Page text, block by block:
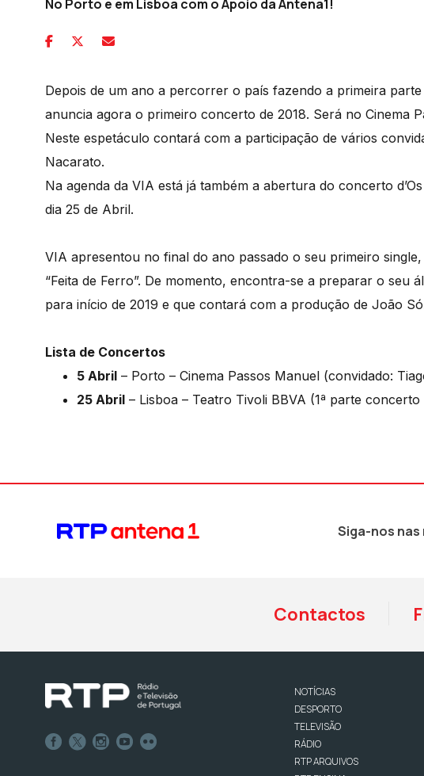
No Porto e em Lisboa com o Apoio da Antena1!
Depois de um ano a percorrer o país fazendo a primeira
anuncia agora o primeiro concerto de 2018. Será no Cinema
Neste espetáculo contará com a participação de vários
Nacarato.
Na agenda da VIA está já também a abertura do concerto
dia 25 de Abril.
VIA apresentou no final do ano passado o seu primeiro
“Feita de Ferro”. De momento, encontra-se a preparar o seu
para início de 2019 e que contará com a produção de João
Lista de Concertos
5 Abril – Porto – Cinema Passos Manuel (convidado:
25 Abril – Lisboa – Teatro Tivoli BBVA (1ª parte
Siga-nos
Contactos
NOTÍCIAS
DESPORTO
TELEVISÃO
RÁDIO
RTP ARQUIVOS